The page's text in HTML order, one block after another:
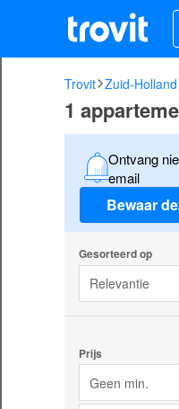
Trovit Zuid-Holland
1
Ontvang
email
Bewaar
Gesorteerd op
Relevantie
Prijs
Geen min.